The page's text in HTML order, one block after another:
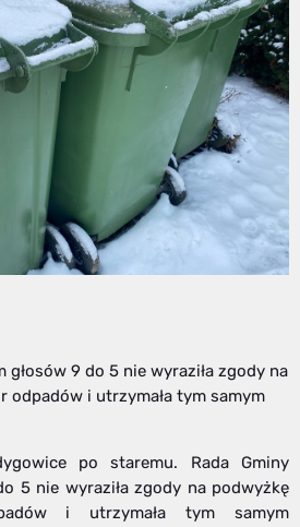
głosów 9 do 5 nie wyraziła zgody na
odpadów i utrzymała tym samym
po staremu. Rada Gminy
5 nie wyraziła zgody na podwyżkę
i utrzymała tym samym